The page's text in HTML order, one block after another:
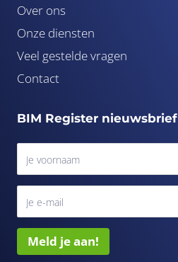
Over ons
Onze diensten
Veel gestelde vragen
Contact
BIM Register nieuwsbrief
Meld je aan!